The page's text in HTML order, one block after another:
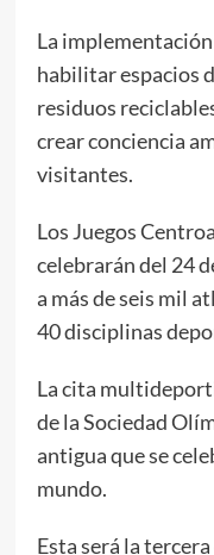
La
habilitar espacios
residuos
crear conciencia
visitantes.
Los Juegos
celebrarán del 24
a más de seis mil
40 disciplinas
La cita
de la Sociedad
antigua que se
mundo.
Esta será la